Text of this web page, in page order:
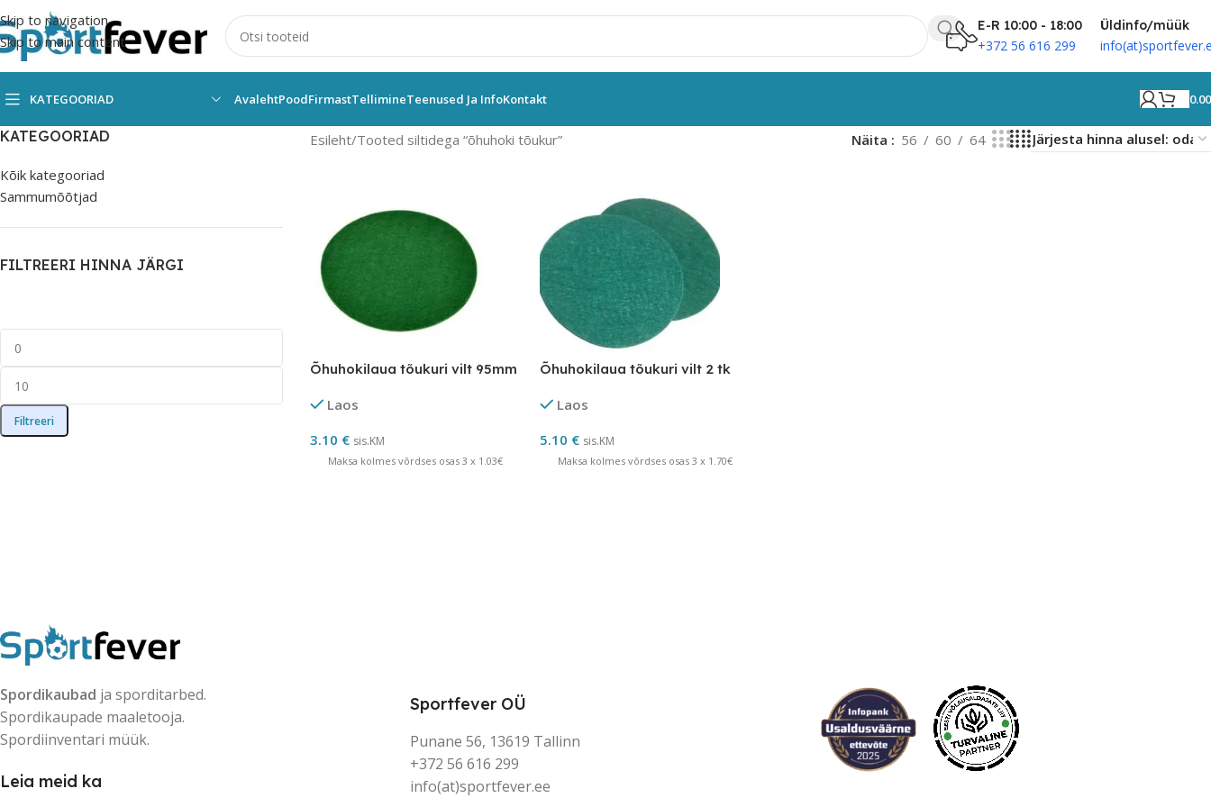
Skip to navigation
Skip to main content
E-R 10:00 - 18:00
+372 56 616 299
Üldinfo/müük
KATEGOORIAD AvalehtPoodFirmastTellimineTeenused Ja InfoKontakt
KATEGOORIAD
Kõik kategooriad
Sammumõõtjad
FILTREERI HINNA JÄRGI
Filtreeri
Esileht Tooted siltidega “õhuhoki tõukur” Näita 56 60 64
Õhuhokilaua tõukuri vilt 95mm
Laos
3.10 € sis.KM
Maksa kolmes võrdses osas 3 x 1.03€
Õhuhokilaua tõukuri vilt 2 tk
Laos
5.10 € sis.KM
Maksa kolmes võrdses osas 3 x 1.70€
Spordikaubad ja sporditarbed.
Spordikaupade maaletooja.
Spordiinventari müük.
Leia meid ka
Sportfever OÜ
Punane 56, 13619 Tallinn
+372 56 616 299
info(at)sportfever.ee